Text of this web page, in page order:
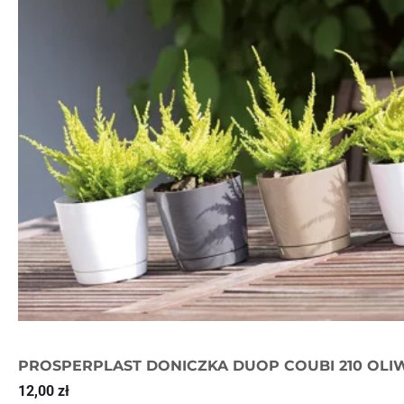
PROSPERPLAST DONICZKA DUOP COUBI 210
12,00 zł